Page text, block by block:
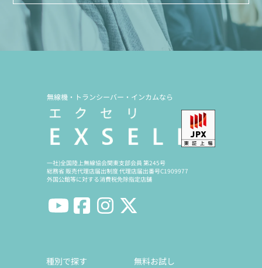
無線機・トランシーバー・インカムなら
一社)全国陸上無線協会関東支部会員 第245号
総務省 販売代理店届出制度 代理店届出番号C1909977
外国公館等に対する消費税免除指定店舗
種別で探す
無料お試し